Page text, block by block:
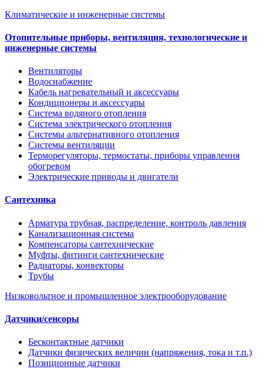
Климатические и инженерные системы
Отопительные приборы, вентиляция, технологические и
инженерные системы
Вентиляторы
Водоснабжение
Кабель нагревательный и аксессуары
Кондиционеры и аксессуары
Система водяного отопления
Система электрического отопления
Системы альтернативного отопления
Системы вентиляции
Терморегуляторы, термостаты, приборы управления
обогревом
Электрические приводы и двигатели
Сантехника
Арматура трубная, распределение, контроль давления
Канализационная система
Компенсаторы сантехнические
Муфты, фитинги сантехнические
Радиаторы, конвекторы
Трубы
Низковольтное и промышленное электрооборудование
Датчики/сенсоры
Бесконтактные датчики
Датчики физических величин (напряжения, тока и т.п.)
Позиционные датчики